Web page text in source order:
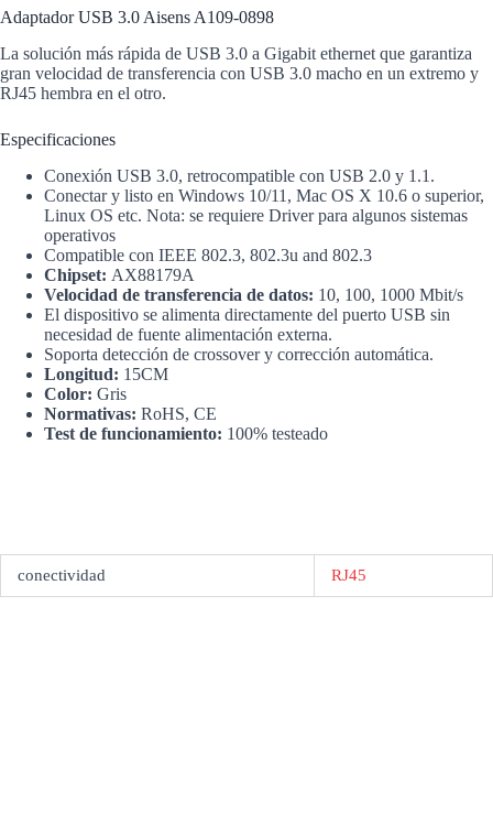
Adaptador USB 3.0 Aisens A109-0898
La solución más rápida de USB 3.0 a Gigabit ethernet que garantiza
gran velocidad de transferencia con USB 3.0 macho en un extremo y
RJ45 hembra en el otro.
Especificaciones
Conexión USB 3.0, retrocompatible con USB 2.0 y 1.1.
Conectar y listo en Windows 10/11, Mac OS X 10.6 o superior,
Linux OS etc. Nota: se requiere Driver para algunos sistemas
operativos
Compatible con IEEE 802.3, 802.3u and 802.3
Chipset: AX88179A
Velocidad de transferencia de datos: 10, 100, 1000 Mbit/s
El dispositivo se alimenta directamente del puerto USB sin
necesidad de fuente alimentación externa.
Soporta detección de crossover y corrección automática.
Longitud: 15CM
Color: Gris
Normativas: RoHS, CE
Test de funcionamiento: 100% testeado
conectividad RJ45